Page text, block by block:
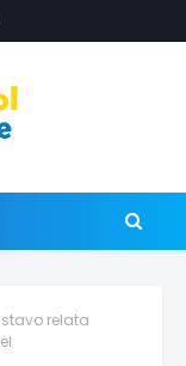
relata